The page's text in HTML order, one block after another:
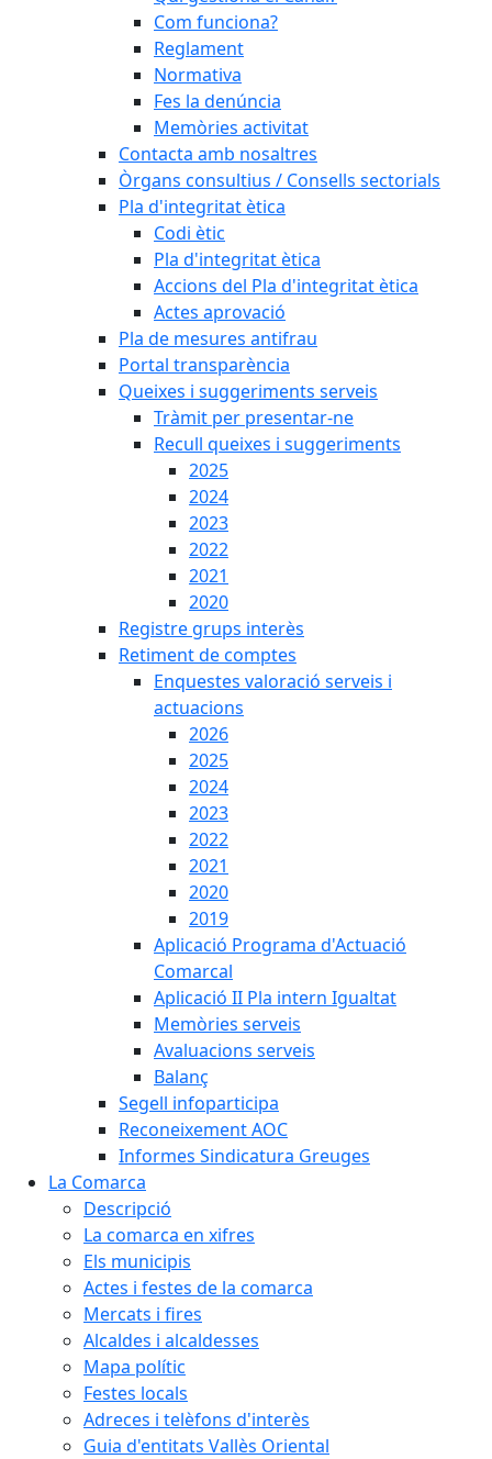
Com funciona?
Reglament
Normativa
Fes la denúncia
Memòries activitat
Contacta amb nosaltres
Òrgans consultius / Consells sectorials
Pla d'integritat ètica
Codi ètic
Pla d'integritat ètica
Accions del Pla d'integritat ètica
Actes aprovació
Pla de mesures antifrau
Portal transparència
Queixes i suggeriments serveis
Tràmit per presentar-ne
Recull queixes i suggeriments
2025
2024
2023
2022
2021
2020
Registre grups interès
Retiment de comptes
Enquestes valoració serveis i
actuacions
2026
2025
2024
2023
2022
2021
2020
2019
Aplicació Programa d'Actuació
Comarcal
Aplicació II Pla intern Igualtat
Memòries serveis
Avaluacions serveis
Balanç
Segell infoparticipa
Reconeixement AOC
Informes Sindicatura Greuges
La Comarca
Descripció
La comarca en xifres
Els municipis
Actes i festes de la comarca
Mercats i fires
Alcaldes i alcaldesses
Mapa polític
Festes locals
Adreces i telèfons d'interès
Guia d'entitats Vallès Oriental